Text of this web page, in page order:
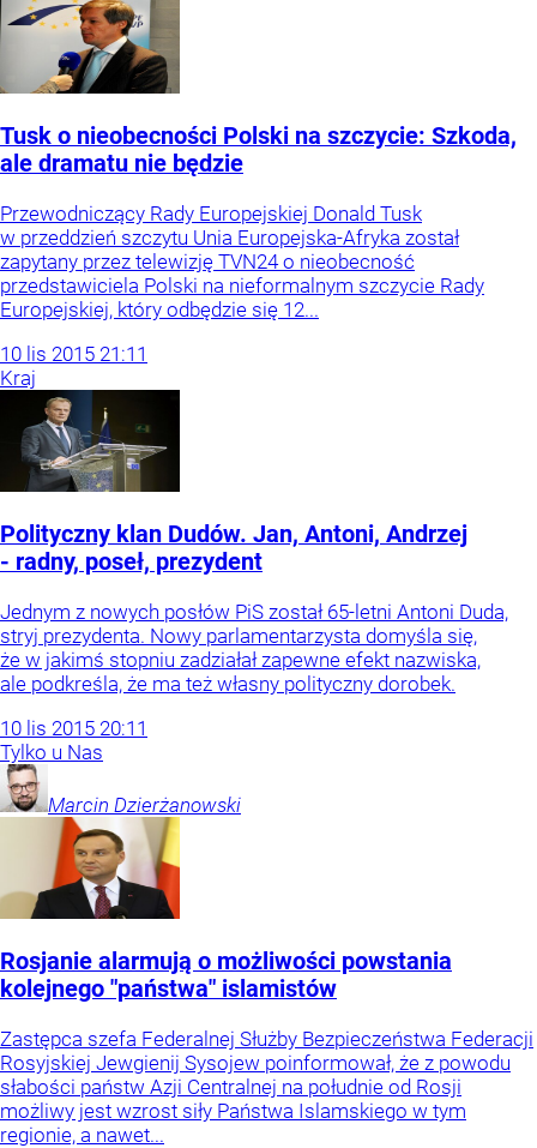
Tusk o nieobecności Polski na szczycie: Szkoda,
ale dramatu nie będzie
Przewodniczący Rady Europejskiej Donald Tusk
w przeddzień szczytu Unia Europejska-Afryka został
zapytany przez telewizję TVN24 o nieobecność
przedstawiciela Polski na nieformalnym szczycie Rady
Europejskiej, który odbędzie się 12...
10 lis 2015 21:11
Kraj
Polityczny klan Dudów. Jan, Antoni, Andrzej
- radny, poseł, prezydent
Jednym z nowych posłów PiS został 65-letni Antoni Duda,
stryj prezydenta. Nowy parlamentarzysta domyśla się,
że w jakimś stopniu zadziałał zapewne efekt nazwiska,
ale podkreśla, że ma też własny polityczny dorobek.
10 lis 2015 20:11
Tylko u Nas
Marcin Dzierżanowski
Rosjanie alarmują o możliwości powstania
kolejnego "państwa" islamistów
Zastępca szefa Federalnej Służby Bezpieczeństwa Federacji
Rosyjskiej Jewgienij Sysojew poinformował, że z powodu
słabości państw Azji Centralnej na południe od Rosji
możliwy jest wzrost siły Państwa Islamskiego w tym
regionie, a nawet...